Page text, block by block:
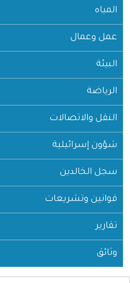
المياه
عمل وعمال
البيئة
الرياضة
النقل والاتصالات
شؤون إسرائيلية
سجل الخالدين
قوانين وتشريعات
تقارير
وثائق